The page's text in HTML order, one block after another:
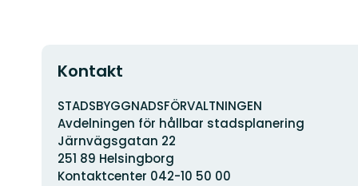
Kontakt
Adress
STADSBYGGNADSFÖRVALTNINGEN
Avdelningen för hållbar stadsplanering
Järnvägsgatan 22
251 89 Helsingborg
Kontaktcenter 042-10 50 00